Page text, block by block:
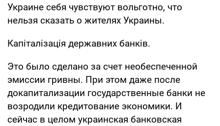
Украине себя чувствуют вольготно, что
нельзя сказать о жителях Украины.
Капіталізація державних банків.
Это было сделано за счет необеспеченной
эмиссии гривны. При этом даже после
докапитализации государственные банки не
возродили кредитование экономики. И
сейчас в целом украинская банковская